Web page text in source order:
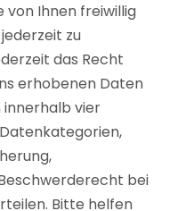
von Ihnen freiwillig
zu
das Recht
erhobenen Daten
innerhalb vier
bei
Bitte helfen